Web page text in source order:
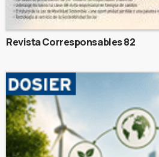
Revista Corresponsables 82